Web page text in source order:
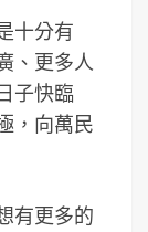
十分有
、更多人
子快臨
，向萬民
有更多的